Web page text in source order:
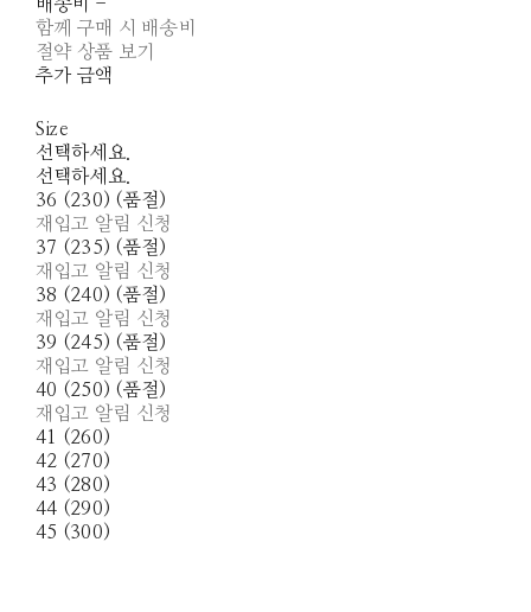
배송비 -
함께 구매 시 배송비
절약 상품 보기
추가 금액
Size
선택하세요.
선택하세요.
36 (230) (품절)
재입고 알림 신청
37 (235) (품절)
재입고 알림 신청
38 (240) (품절)
재입고 알림 신청
39 (245) (품절)
재입고 알림 신청
40 (250) (품절)
재입고 알림 신청
41 (260)
42 (270)
43 (280)
44 (290)
45 (300)